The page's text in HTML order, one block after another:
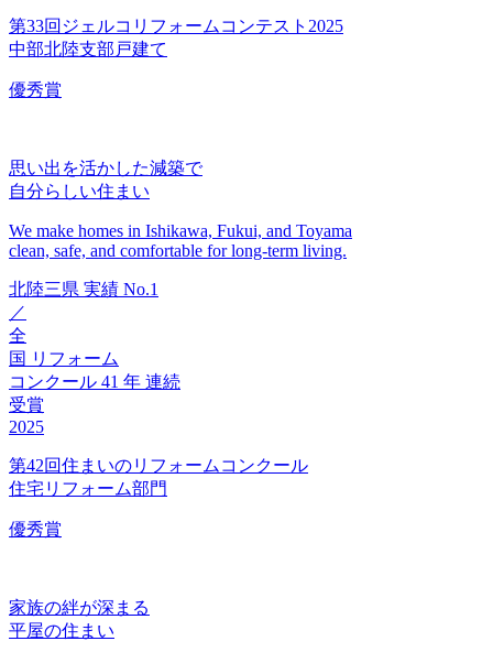
第33回ジェルコリフォームコンテスト2025
中部北陸支部戸建て
優秀賞
思い出を活かした減築で
自分らしい住まい
We make homes in Ishikawa, Fukui, and Toyama
clean, safe, and comfortable for long-term living.
北陸三県 実績 No.1
／
全
国 リフォーム
コンクール 41 年 連続
受賞
2025
第42回住まいのリフォームコンクール
住宅リフォーム部門
優秀賞
家族の絆が深まる
平屋の住まい